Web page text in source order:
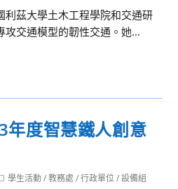
利茲大學土木工程學院和交通研
攻交通模型的韌性交通。她...
度智慧鐵人創意
學生活動 / 教務處 / 行政單位 / 設備組